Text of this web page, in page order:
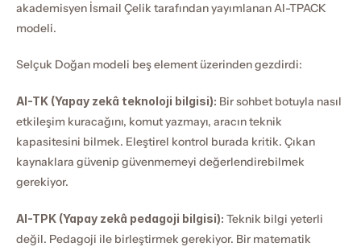
akademisyen İsmail Çelik tarafından yayımlanan AI-TPACK
modeli.
Selçuk Doğan modeli beş element üzerinden gezdirdi:
AI-TK (Yapay zekâ teknoloji bilgisi): Bir sohbet botuyla nasıl
etkileşim kuracağını, komut yazmayı, aracın teknik
kapasitesini bilmek. Eleştirel kontrol burada kritik. Çıkan
kaynaklara güvenip güvenmemeyi değerlendirebilmek
gerekiyor.
AI-TPK (Yapay zekâ pedagoji bilgisi): Teknik bilgi yeterli
değil. Pedagoji ile birleştirmek gerekiyor. Bir matematik